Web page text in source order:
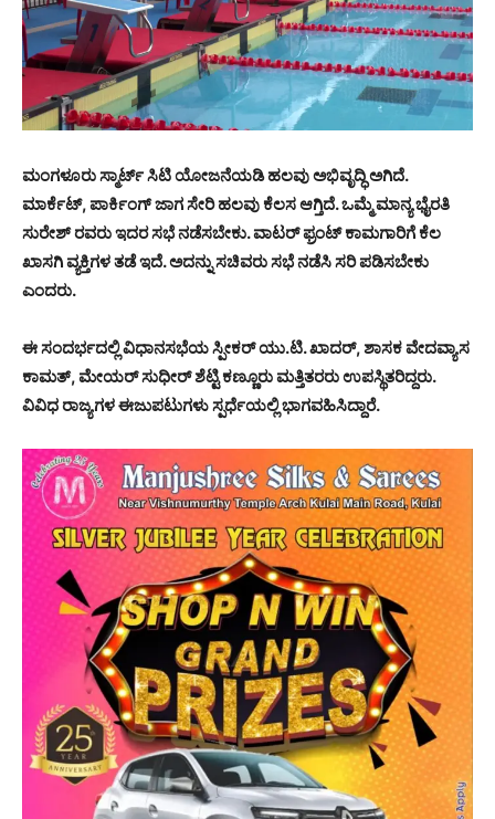
ಮಂಗಳೂರು ಸ್ಮಾರ್ಟ್ ಸಿಟಿ ಯೋಜನೆಯಡಿ ಹಲವು ಅಭಿವೃದ್ಧಿ ಅಗಿದೆ.
ಮಾರ್ಕೆಟ್, ಪಾರ್ಕಿಂಗ್ ಜಾಗ ಸೇರಿ ಹಲವು ಕೆಲಸ ಆಗ್ತಿದೆ. ಒಮ್ಮೆ ಮಾನ್ಯ ಭೈರತಿ
ಸುರೇಶ್ ರವರು ಇದರ ಸಭೆ ನಡೆಸಬೇಕು. ವಾಟರ್ ಫ್ರಂಟ್ ಕಾಮಗಾರಿಗೆ ಕೆಲ
ಖಾಸಗಿ ವ್ಯಕ್ತಿಗಳ ತಡೆ ಇದೆ. ಅದನ್ನು ಸಚಿವರು ಸಭೆ ನಡೆಸಿ ಸರಿ ಪಡಿಸಬೇಕು
ಎಂದರು.
ಈ ಸಂದರ್ಭದಲ್ಲಿ ವಿಧಾನಸಭೆಯ ಸ್ಪೀಕರ್ ಯು.ಟಿ. ಖಾದರ್, ಶಾಸಕ ವೇದವ್ಯಾಸ
ಕಾಮತ್, ಮೇಯರ್ ಸುಧೀರ್ ಶೆಟ್ಟಿ ಕಣ್ಣೂರು ಮತ್ತಿತರರು ಉಪಸ್ಥಿತರಿದ್ದರು.
ವಿವಿಧ ರಾಜ್ಯಗಳ ಈಜುಪಟುಗಳು ಸ್ಪರ್ಧೆಯಲ್ಲಿ ಭಾಗವಹಿಸಿದ್ದಾರೆ.